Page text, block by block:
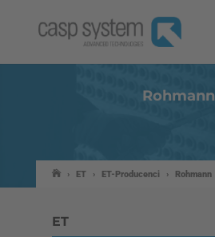
Rohmann
› ET › ET-Producenci › Rohmann
ET